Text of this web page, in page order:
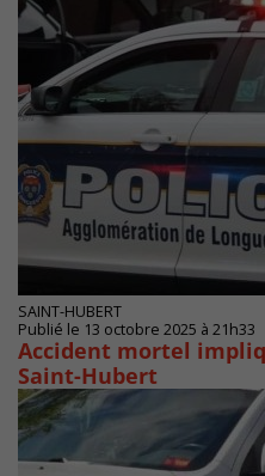
SAINT-HUBERT
Publié le 13 octobre 2025 à 21h33
Accident mortel
Saint-Hubert